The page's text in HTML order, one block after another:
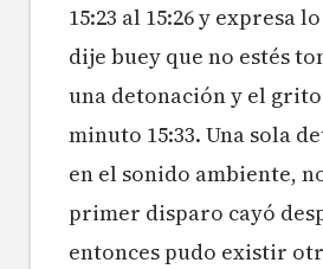
15:23 al 15:26 y expresa
dije buey que no estés
una detonación y el
minuto 15:33. Una sola
en el sonido ambiente,
primer disparo cayó
entonces pudo existir